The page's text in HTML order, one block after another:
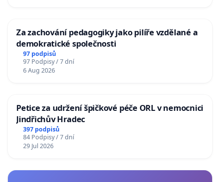
Za zachování pedagogiky jako pilíře vzdělané a
demokratické společnosti
97 podpisů
97 Podpisy / 7 dní
6 Aug 2026
Petice za udržení špičkové péče ORL v nemocnici
Jindřichův Hradec
397 podpisů
84 Podpisy / 7 dní
29 Jul 2026